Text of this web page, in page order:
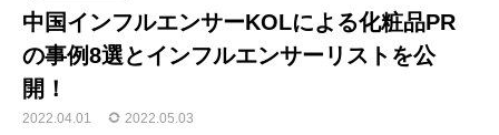
中国インフルエンサーKOLによる化粧品PR
の事例8選とインフルエンサーリストを公
開！
2022.04.01 2022.05.03